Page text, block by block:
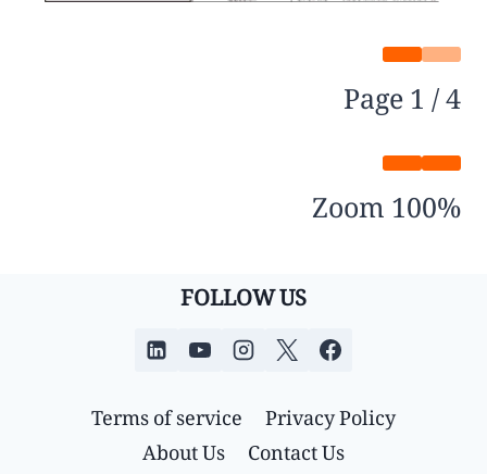
Page1/4
Zoom100%
FOLLOW US
Privacy Policy
Terms of service
Contact Us
About Us